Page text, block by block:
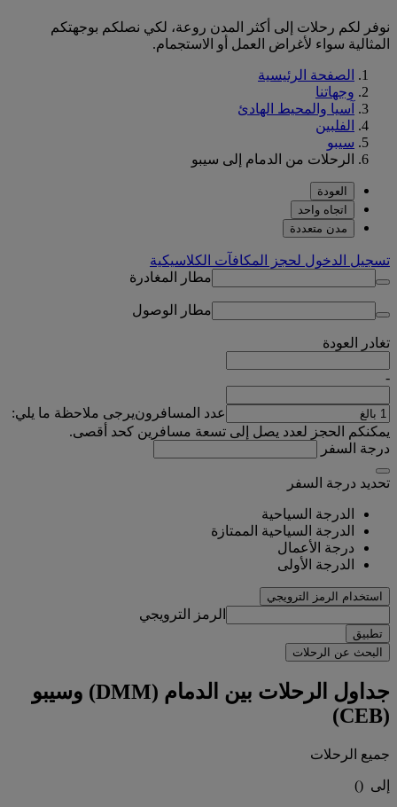
نوفر لكم رحلات إلى أكثر المدن روعة، لكي نصلكم بوجهتكم
المثالية سواء لأغراض العمل أو الاستجمام.
الصفحة الرئيسية
وجهاتنا
آسيا والمحيط الهادئ
الفلبين
سيبو
الرحلات من الدمام إلى سيبو
العودة
اتجاه واحد
مدن متعددة
تسجيل الدخول لحجز المكافآت الكلاسيكية
مطار المغادرة
مطار الوصول
تغادر العودة
-
عدد المسافرونيرجى ملاحظة ما يلي:
يمكنكم الحجز لعدد يصل إلى تسعة مسافرين كحد أقصى.
درجة السفر
تحديد درجة السفر
الدرجة السياحية
الدرجة السياحية الممتازة
درجة الأعمال
الدرجة الأولى
استخدام الرمز الترويجي
الرمز الترويجي
تطبيق
البحث عن الرحلات
جداول الرحلات بين الدمام (DMM) وسيبو
(CEB)
جميع الرحلات
إلى (
)